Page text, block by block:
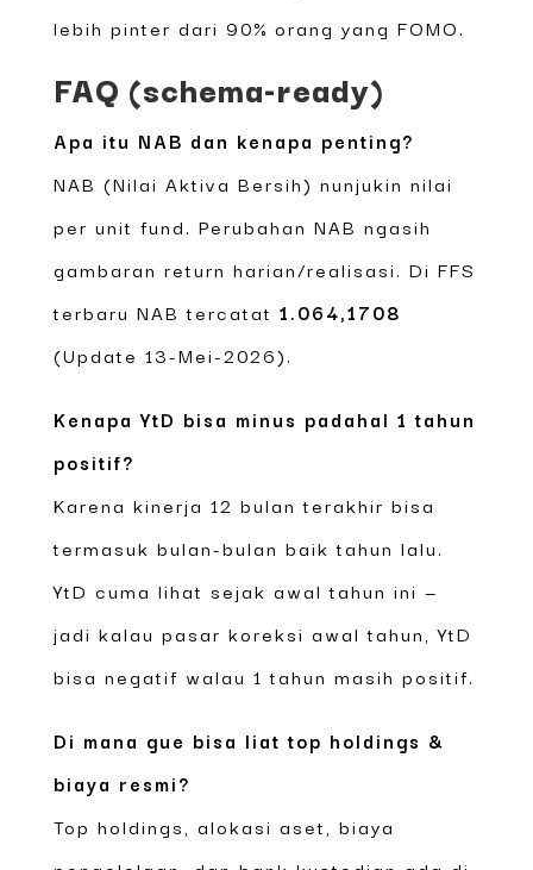
lebih pinter dari 90% orang yang FOMO.
FAQ (schema-ready)
Apa itu NAB dan kenapa penting?
NAB (Nilai Aktiva Bersih) nunjukin nilai
per unit fund. Perubahan NAB ngasih
gambaran return harian/realisasi. Di FFS
terbaru NAB tercatat 1.064,1708
(Update 13-Mei-2026).
Kenapa YtD bisa minus padahal 1 tahun
positif?
Karena kinerja 12 bulan terakhir bisa
termasuk bulan-bulan baik tahun lalu.
YtD cuma lihat sejak awal tahun ini —
jadi kalau pasar koreksi awal tahun, YtD
bisa negatif walau 1 tahun masih positif.
Di mana gue bisa liat top holdings &
biaya resmi?
Top holdings, alokasi aset, biaya